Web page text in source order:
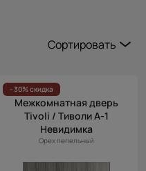
Сортировать
Цена
(возр.)
Цена (убыв.)
Cначала
новинки
- 30% скидка
Межкомнатная дверь
Tivoli / Тиволи А-1
Невидимка
Орех пепельный